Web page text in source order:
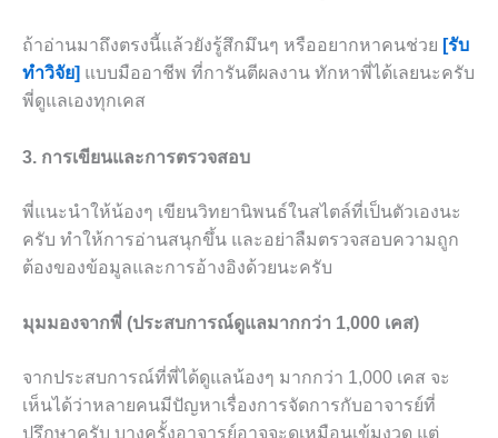
ถ้าอ่านมาถึงตรงนี้แล้วยังรู้สึกมึนๆ หรืออยากหาคนช่วย [รับ
ทำวิจัย] แบบมืออาชีพ ที่การันตีผลงาน ทักหาพี่ได้เลยนะครับ
พี่ดูแลเองทุกเคส
3. การเขียนและการตรวจสอบ
พี่แนะนำให้น้องๆ เขียนวิทยานิพนธ์ในสไตล์ที่เป็นตัวเองนะ
ครับ ทำให้การอ่านสนุกขึ้น และอย่าลืมตรวจสอบความถูก
ต้องของข้อมูลและการอ้างอิงด้วยนะครับ
มุมมองจากพี่ (ประสบการณ์ดูแลมากกว่า 1,000 เคส)
จากประสบการณ์ที่พี่ได้ดูแลน้องๆ มากกว่า 1,000 เคส จะ
เห็นได้ว่าหลายคนมีปัญหาเรื่องการจัดการกับอาจารย์ที่
ปรึกษาครับ บางครั้งอาจารย์อาจจะดูเหมือนเข้มงวด แต่